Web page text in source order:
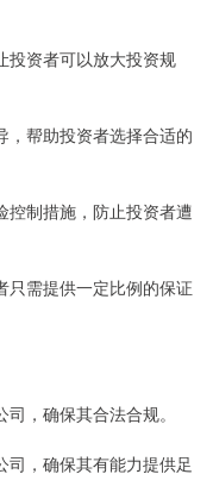
投资者可以放大投资规
，帮助投资者选择合适的
控制措施，防止投资者遭
只需提供一定比例的保证
，确保其合法合规。
司，确保其有能力提供足